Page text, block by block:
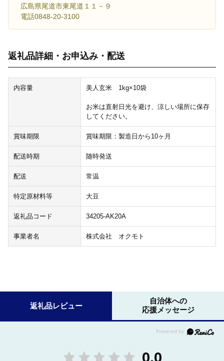
広島県尾道市東尾道１１－９
電話0848-20-3100
返礼品詳細・お申込み・配送
内容量 美人玄米 1kg×10袋
お米は直射日光を避け、涼しい場所に保存
してください。
賞味期限 賞味期限：製造日から10ヶ月
配送時期 随時発送
配送 常温
特定原材料等 大豆
返礼品コード 34205-AK20A
事業者名 株式会社 オクモト
返礼品レビュー
自治体への
応援メッセージ
0.0